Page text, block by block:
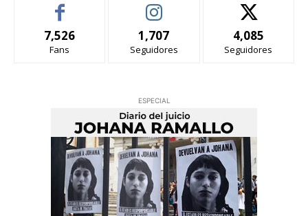
7,526
Fans
1,707
Seguidores
4,085
Seguidores
ESPECIAL